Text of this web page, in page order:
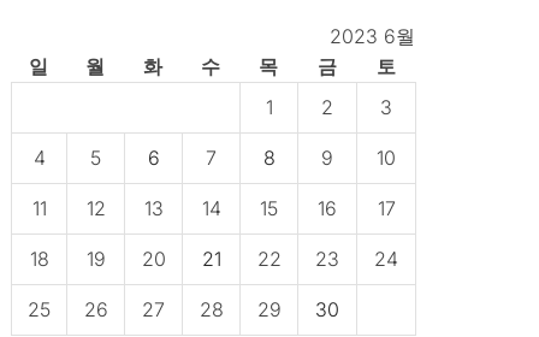
2023 6월
일
월 화 수 목 금
토
1
2 3
4 5 6 7 8 9 10
11 12 13 14 15 16 17
18 19 20 21 22 23 24
25 26 27 28 29
30